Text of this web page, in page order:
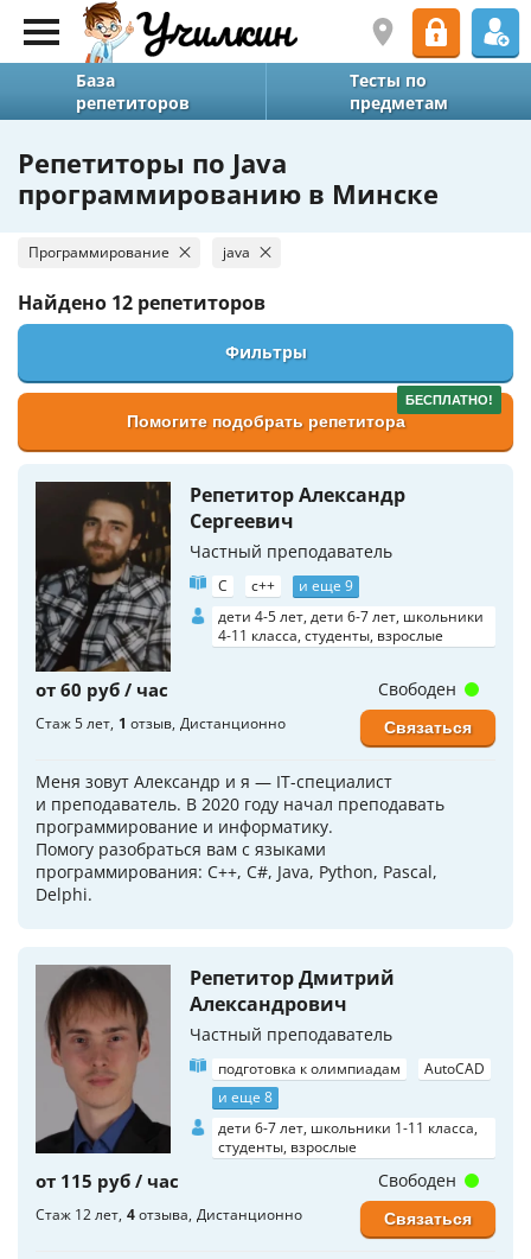
База
репетиторов
Тесты по
предметам
Репетиторы по Java
программированию в Минске
Программирование java
Найдено 12 репетиторов
Фильтры
БЕСПЛАТНО!
Помогите подобрать репетитора
Репетитор Александр
Сергеевич
Частный преподаватель
C c++
и еще 9
дети 4-5 лет, дети 6-7 лет, школьники
4-11 класса, студенты, взрослые
от 60 руб / час
Стаж 5 лет 1 отзыв Дистанционно
Меня зовут Александр и я — IT-специалист
и преподаватель. В 2020 году начал преподавать
программирование и информатику.
Помогу разобраться вам с языками
программирования: С++, C#, Java, Python, Pascal,
Delphi.
Свободен
Связаться
Репетитор Дмитрий
Александрович
Частный преподаватель
подготовка к олимпиадам
AutoCAD
и еще 8
дети 6-7 лет, школьники 1-11 класса,
студенты, взрослые
от 115 руб / час
Стаж 12 лет 4отзыва Дистанционно
Свободен
Связаться